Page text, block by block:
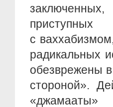
приступных
с
радикальных
обезврежены
стороной».